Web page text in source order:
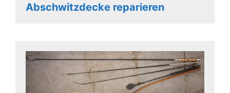
Abschwitzdecke reparieren